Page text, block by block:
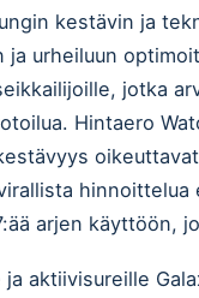
kestävin ja
urheiluun
jotka
Hintaero
arjen käyttöön,
aktiivisureille